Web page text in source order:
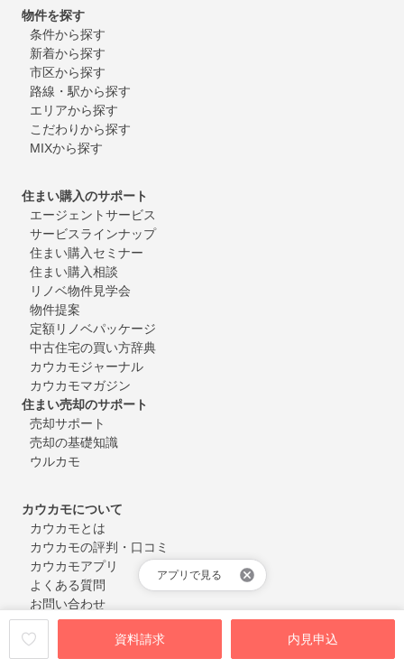
資料請求 内見申込
アプリで見る
物件を探す
条件から探す
新着から探す
市区から探す
路線・駅から探す
エリアから探す
こだわりから探す
MIXから探す
住まい購入のサポート
エージェントサービス
サービスラインナップ
住まい購入セミナー
住まい購入相談
リノベ物件見学会
物件提案
定額リノベパッケージ
中古住宅の買い方辞典
カウカモジャーナル
カウカモマガジン
住まい売却のサポート
売却サポート
売却の基礎知識
ウルカモ
カウカモについて
カウカモとは
カウカモの評判・口コミ
カウカモアプリ
よくある質問
お問い合わせ
会員登録・ログイン